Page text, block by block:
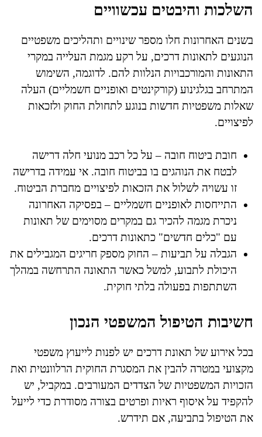
השלכות והיבטים עכשוויים
בשנים האחרונות חלו מספר שינויים ותהליכים משפטיים
הנוגעים לתאונות דרכים, על רקע מגמת העלייה במקרי
התאונות והמורכבויות הנלוות להם. לדוגמה, השימוש
המתרחב בגלגינוע (קורקינטים ואופניים חשמליים) העלה
שאלות משפטיות חדשות בנוגע לתחולת החוק ולזכאות
לפיצויים.
חובת ביטוח חובה – על כל רכב מנועי חלה דרישה
לבטח את הנוהגים בו בביטוח חובה. אי עמידה בדרישה
זו עשויה לשלול את הזכאות לפיצויים מחברת הביטוח.
התייחסות לאופניים חשמליים – בפסיקה האחרונה
ניכרת מגמה להכיר גם במקרים מסוימים של תאונות
עם "כלים חדשים" כתאונות דרכים.
הגבלה על תביעות – החוק מספק חריגים המגבילים את
היכולת לתבוע, למשל כאשר התאונה התרחשה במהלך
השתתפות בפעולה בלתי חוקית.
חשיבות הטיפול המשפטי הנכון
בכל אירוע של תאונת דרכים יש לפנות לייעוץ משפטי
מקצועי במטרה להבין את המסגרת החוקית הרלוונטית ואת
הזכויות המשפטיות של הצדדים המעורבים. במקביל, יש
להקפיד על איסוף ראיות ופרטים בצורה מסודרת כדי לייעל
את הטיפול בתביעה, אם תידרש.